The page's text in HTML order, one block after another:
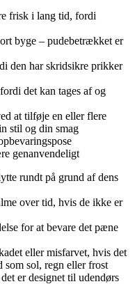
frisk i lang tid, fordi
byge – pudebetrækket er
den har skridsikre prikker
det kan tages af og
at tilføje en eller flere
stil og din smag
genanvendeligt
rundt på grund af dens
over tid, hvis de ikke er
for at bevare det pæne
eller misfarvet, hvis det
som sol, regn eller frost
er designet til udendørs